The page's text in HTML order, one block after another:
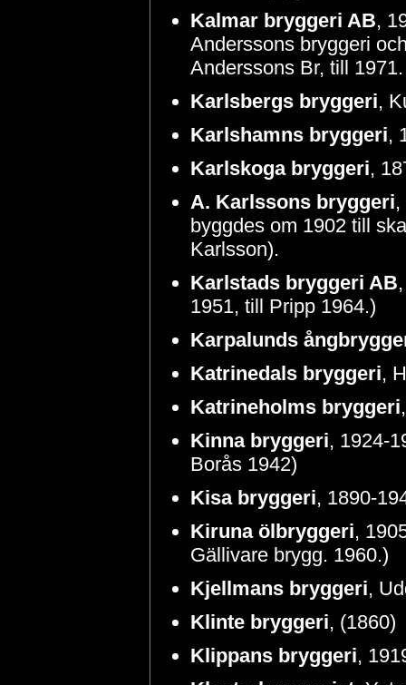
Kalmar bryggeri AB,
Anderssons bryggeri
Anderssons Br, till
Karlsbergs bryggeri,
Karlshamns bryggeri,
Karlskoga bryggeri,
A. Karlssons bryggeri
byggdes om 1902 till
Karlsson).
Karlstads bryggeri AB
1951, till Pripp 1964.)
Karpalunds
Katrinedals bryggeri,
Katrineholms bryggeri
Kinna bryggeri, 1924-
Borås 1942)
Kisa bryggeri, 1890-
Kiruna ölbryggeri,
Gällivare brygg. 1960.)
Kjellmans bryggeri,
Klinte bryggeri, (1860)
Klippans bryggeri,